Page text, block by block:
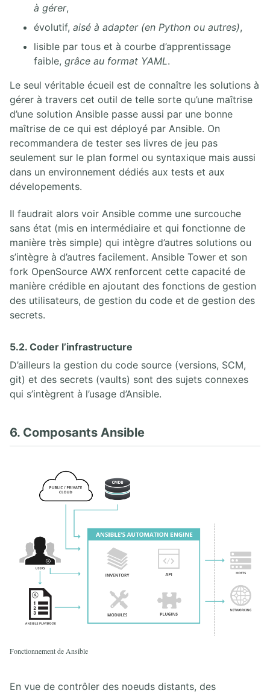
à gérer,
évolutif, aisé à adapter (en Python ou autres),
lisible par tous et à courbe d’apprentissage
faible, grâce au format YAML.
Le seul véritable écueil est de connaître les solutions à
gérer à travers cet outil de telle sorte qu’une maîtrise
d’une solution Ansible passe aussi par une bonne
maîtrise de ce qui est déployé par Ansible. On
recommandera de tester ses livres de jeu pas
seulement sur le plan formel ou syntaxique mais aussi
dans un environnement dédiés aux tests et aux
dévelopements.
Il faudrait alors voir Ansible comme une surcouche
sans état (mis en intermédiaire et qui fonctionne de
manière très simple) qui intègre d’autres solutions ou
s’intègre à d’autres facilement. Ansible Tower et son
fork OpenSource AWX renforcent cette capacité de
manière crédible en ajoutant des fonctions de gestion
des utilisateurs, de gestion du code et de gestion des
secrets.
5.2. Coder l’infrastructure
D’ailleurs la gestion du code source (versions, SCM,
git) et des secrets (vaults) sont des sujets connexes
qui s’intègrent à l’usage d’Ansible.
6. Composants Ansible
Fonctionnement de Ansible
En vue de contrôler des noeuds distants, des